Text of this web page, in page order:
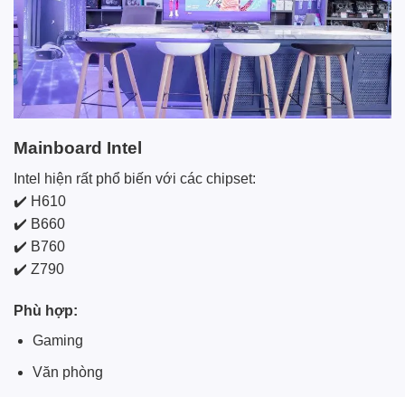
Mainboard Intel
Intel hiện rất phổ biến với các chipset:
✔️ H610
✔️ B660
✔️ B760
✔️ Z790
Phù hợp:
Gaming
Văn phòng